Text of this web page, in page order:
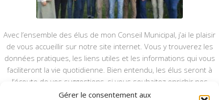
Gérer le consentement aux
Avec l’ensemble des élus de mon Conseil Municipal, j’ai le plaisir
de vous accueillir sur notre site internet. Vous y trouverez les
données pratiques, les liens utiles et les informations qui vous
faciliteront la vie quotidienne. Bien entendu, les élus seront à
l’écoute de vos suggestions, si vous souhaitez enrichir nos
rubriques ou nos informations.